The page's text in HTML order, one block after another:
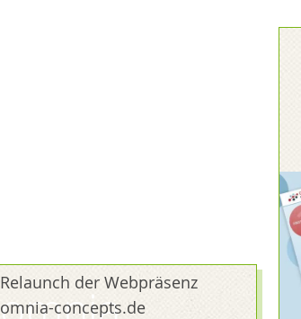
Relaunch der Webpräsenz
omnia-concepts.de